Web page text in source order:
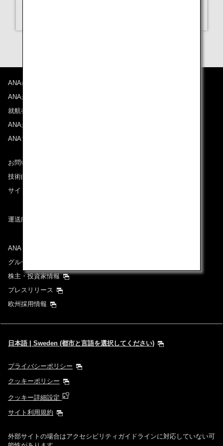
ANAについて
ANAからのお知らせ
就航都市
ANAがお約束する体験
ANAマイレージクラブ
お問い合わせ
技術的なお問い合わせ（推奨環境）
サイトマップ
運送約款
ANAグループについて
グループ企業一覧
株主・投資家情報
プレスリリース
欧州採用情報
日本語 | Sweden (都市と言語を選択してください)
プライバシーポリシー
クッキーポリシー
クッキー詳細設定
サイト利用規約
外部サイトの場合はアクセシビリティガイドラインに対応していない可